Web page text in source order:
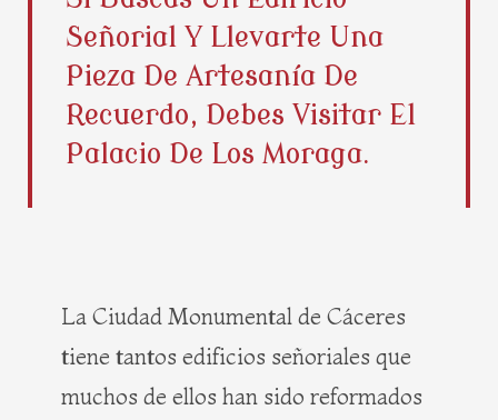
b
o
o
i
t
t
e
r
e
r
e
s
t
g
r
a
m
Señorial Y Llevarte Una
Pieza De Artesanía De
Recuerdo, Debes Visitar El
Palacio De Los Moraga.
La Ciudad Monumental de Cáceres
tiene tantos edificios señoriales que
muchos de ellos han sido reformados